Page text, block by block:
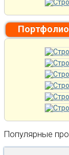
Популярные